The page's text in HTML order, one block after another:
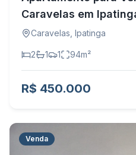
Caravelas em
Caravelas, Ipatinga
2 1 1 94m²
R$ 450.000
Venda